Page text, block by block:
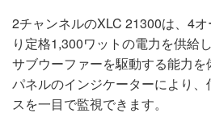
2チャンネルのXLC 21300は、4
り定格1,300ワットの電力を供給
サブウーファーを駆動する能力を
パネルのインジケーターにより
スを一目で監視できます。